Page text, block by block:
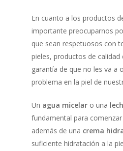
En cuanto a los productos
importante preocuparnos
que sean respetuosos con
pieles, productos de calidad
garantía de que no les va a
problema en la piel de
Un agua micelar o una
fundamental para
además de una crema
suficiente hidratación a la